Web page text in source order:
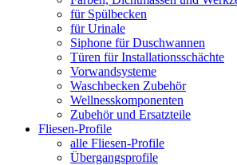
für Spülbecken
für Urinale
Siphone für Duschwannen
Türen für Installationsschächte
Vorwandsysteme
Waschbecken Zubehör
Wellnesskomponenten
Zubehör und Ersatzteile
Fliesen-Profile
alle Fliesen-Profile
Übergangsprofile